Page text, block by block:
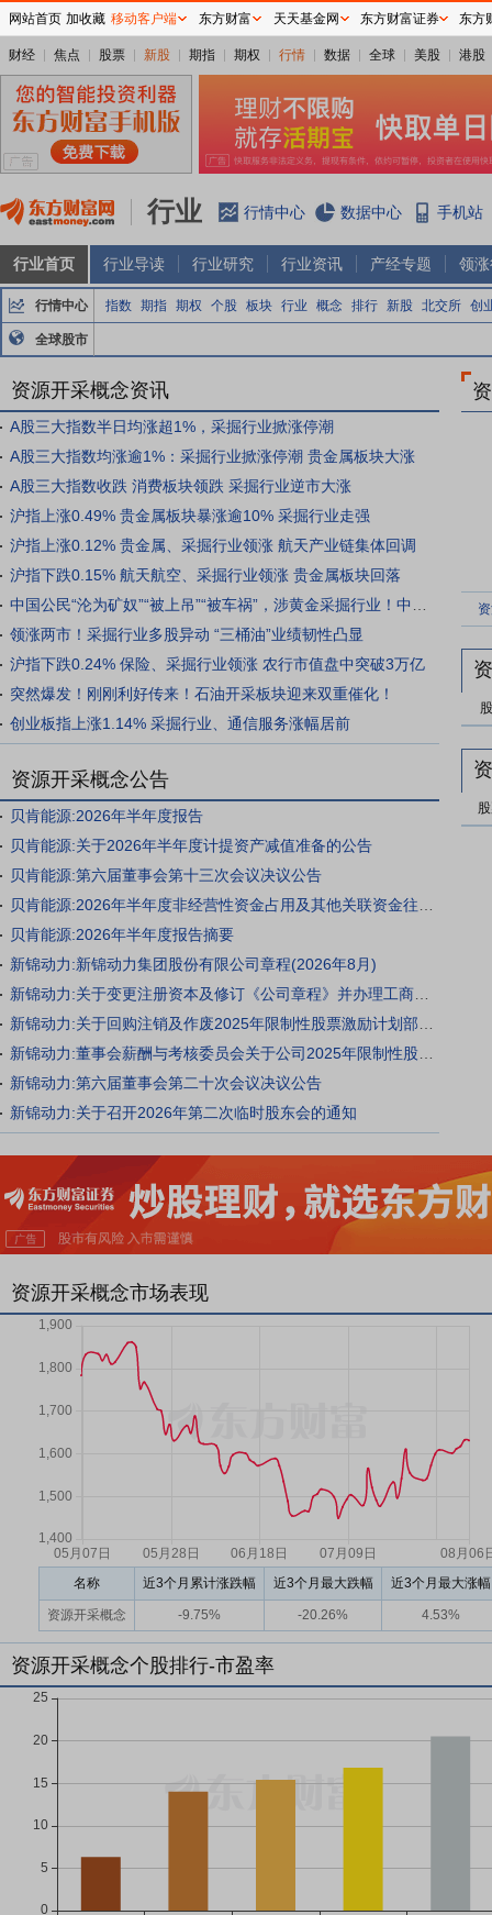
财经 焦点 股票 新股 期指 期权 行情 数据 全球 美股 港股
行业 行情中心 数据中心 手机站
行业首页 行业导读 行业研究 行业资讯 产经专题 领
行情中心 指数 期指 期权 个股 板块 行业 概念 排行 新股 北交所 创
全球股市
资源开采概念资讯
A股三大指数半日均涨超1%，采掘行业掀涨停潮
A股三大指数均涨逾1%：采掘行业掀涨停潮 贵金属板块大涨
A股三大指数收跌 消费板块领跌 采掘行业逆市大涨
沪指上涨0.49% 贵金属板块暴涨逾10% 采掘行业走强
沪指上涨0.12% 贵金属、采掘行业领涨 航天产业链集体回调
沪指下跌0.15% 航天航空、采掘行业领涨 贵金属板块回落
领涨两市！采掘行业多股异动 “三桶油”业绩韧性凸显
沪指下跌0.24% 保险、采掘行业领涨 农行市值盘中突破3万亿
突然爆发！刚刚利好传来！石油开采板块迎来双重催化！
创业板指上涨1.14% 采掘行业、通信服务涨幅居前
资源开采概念公告
贝肯能源:2026年半年度报告
贝肯能源:关于2026年半年度计提资产减值准备的公告
贝肯能源:第六届董事会第十三次会议决议公告
贝肯能源:2026年半年度报告摘要
新锦动力:新锦动力集团股份有限公司章程(2026年8月)
新锦动力:第六届董事会第二十次会议决议公告
新锦动力:关于召开2026年第二次临时股东会的通知
资源开采概念市场表现
名称 近3个月累计涨跌幅 近3个月最大跌幅 近3个月最大涨幅
资源开采概念 -9.75% -20.26% 4.53%
资源开采概念个股排行-市盈率
网站首页 加收藏 移动客户端 东方财富 天天基金网 东方财富证券 东方